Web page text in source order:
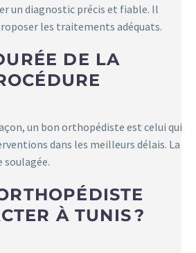
un diagnostic précis et fiable. Il
les traitements adéquats.
DE LA
un bon orthopédiste est celui qui
dans les meilleurs délais. La
soulagée.
À TUNIS ?